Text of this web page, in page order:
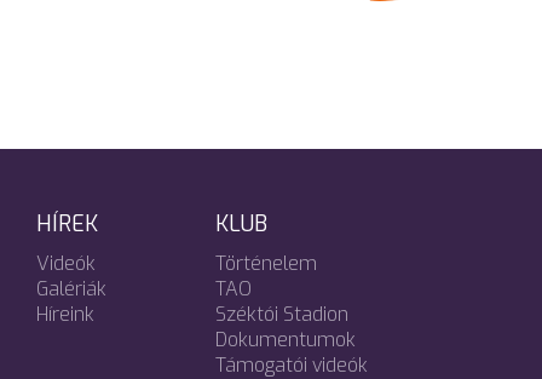
HÍREK
Videók
Galériák
Híreink
KLUB
Történelem
TAO
Széktói Stadion
Dokumentumok
Támogatói videók